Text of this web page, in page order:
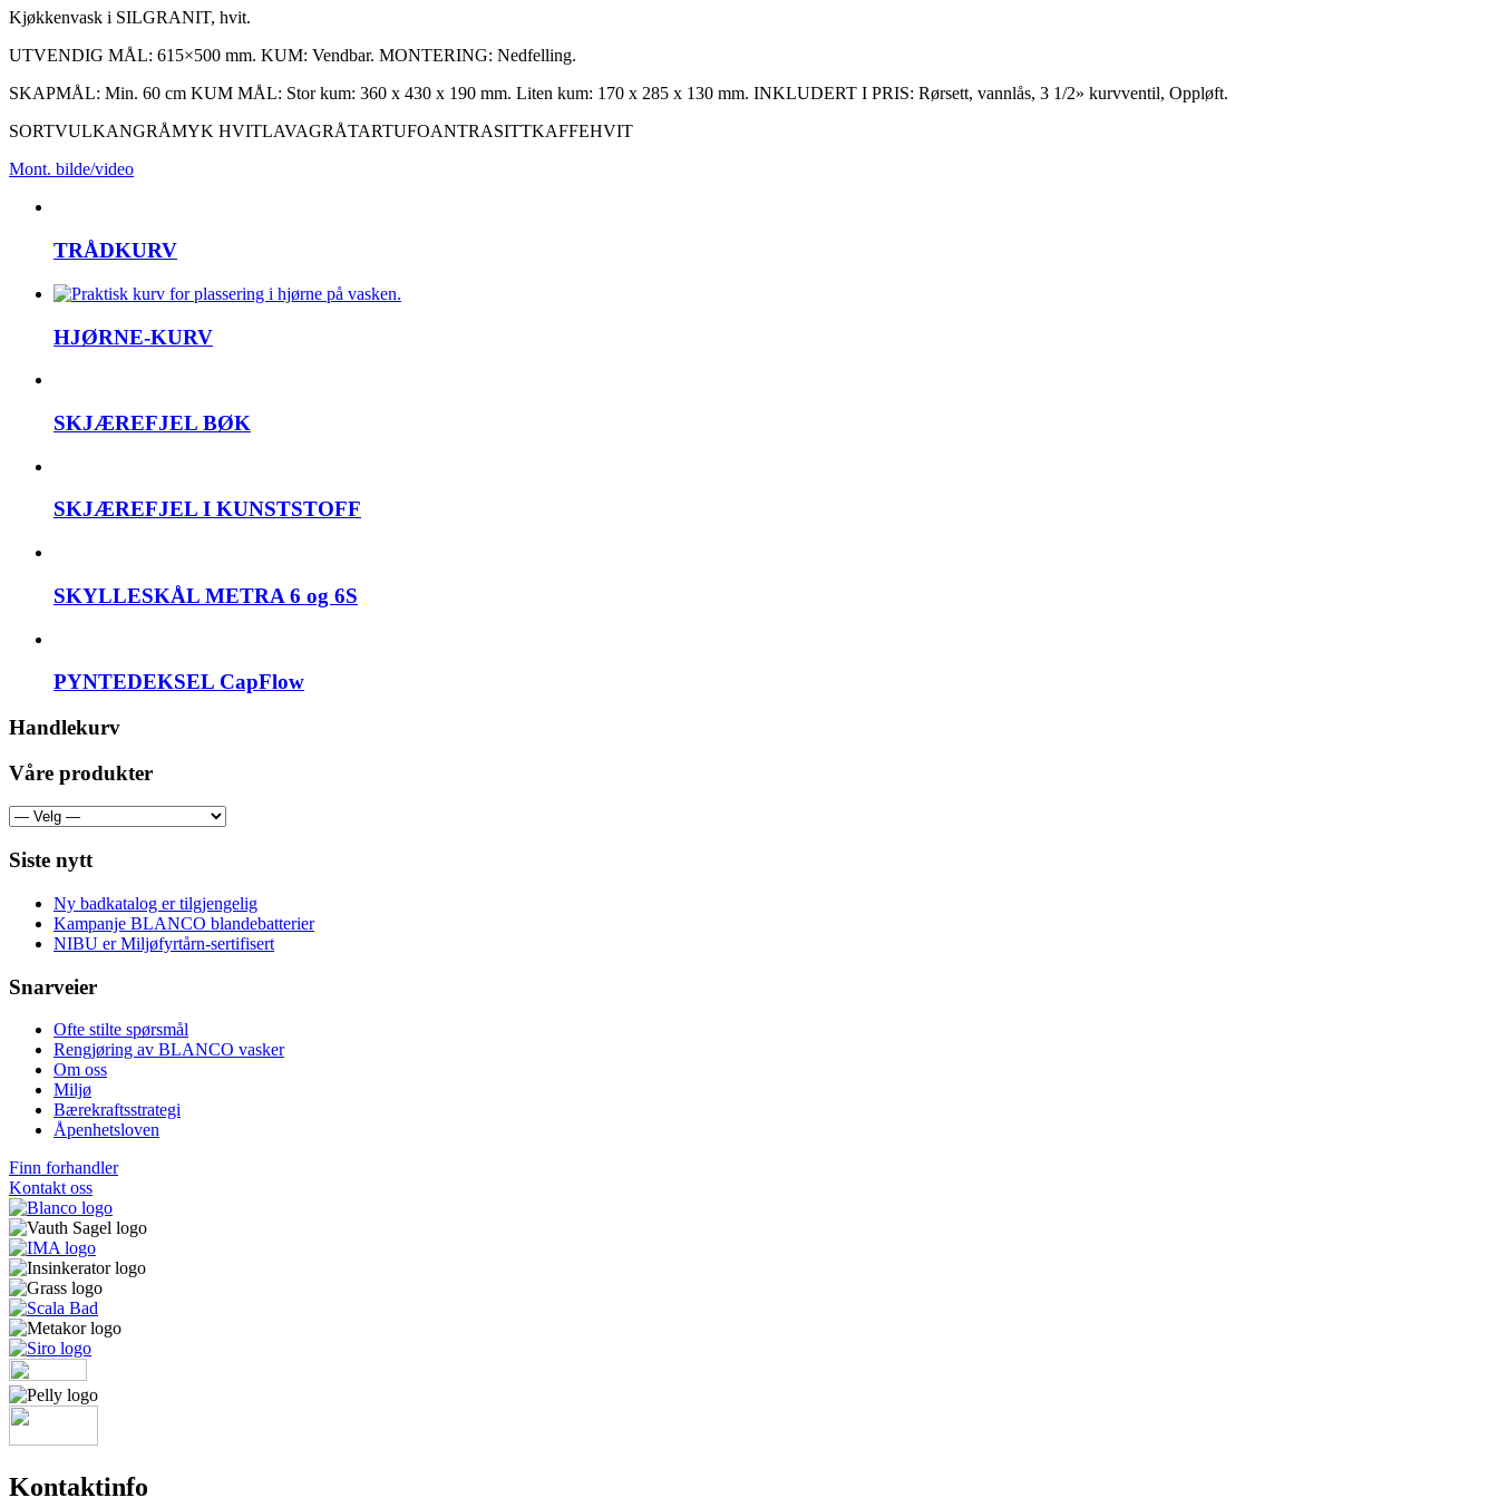
Kjøkkenvask i SILGRANIT, hvit.
UTVENDIG MÅL: 615×500 mm. KUM: Vendbar. MONTERING: Nedfelling.
SKAPMÅL: Min. 60 cm KUM MÅL: Stor kum: 360 x 430 x 190 mm. Liten kum: 170 x 285 x 130 mm. INKLUDERT I PRIS: Rørsett, vannlås, 3 1/2» kurvventil, Oppløft.
SORTVULKANGRÅMYK HVITLAVAGRÅTARTUFOANTRASITTKAFFEHVIT
Mont. bilde/video
TRÅDKURV
HJØRNE-KURV
SKJÆREFJEL BØK
SKJÆREFJEL I KUNSTSTOFF
SKYLLESKÅL METRA 6 og 6S
PYNTEDEKSEL CapFlow
Handlekurv
Våre produkter
Siste nytt
Ny badkatalog er tilgjengelig
Kampanje BLANCO blandebatterier
NIBU er Miljøfyrtårn-sertifisert
Snarveier
Ofte stilte spørsmål
Rengjøring av BLANCO vasker
Om oss
Miljø
Bærekraftsstrategi
Åpenhetsloven
Finn forhandler
Kontakt oss
Kontaktinfo